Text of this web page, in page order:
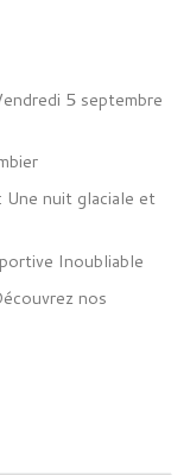
5 septembre
Une nuit glaciale et
Inoubliable
nos